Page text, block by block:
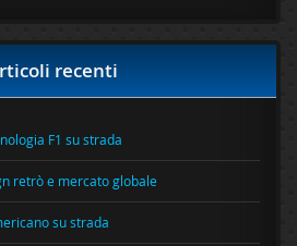
recenti
F1 su strada
retrò e mercato globale
su strada